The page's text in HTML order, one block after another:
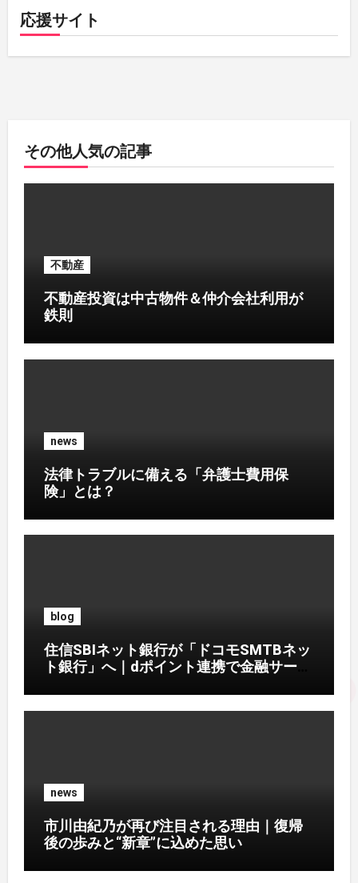
応援サイト
その他人気の記事
不動産
不動産投資は中古物件＆仲介会社利用が
鉄則
news
法律トラブルに備える「弁護士費用保
険」とは？
blog
住信SBIネット銀行が「ドコモSMTBネッ
ト銀行」へ｜dポイント連携で金融サービ
news
市川由紀乃が再び注目される理由｜復帰
後の歩みと“新章”に込めた思い